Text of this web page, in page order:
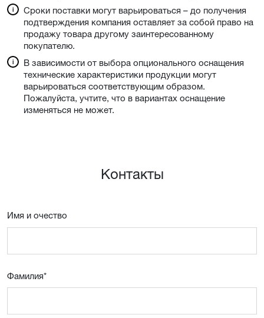
Сроки поставки могут варьироваться – до получения
подтверждения компания оставляет за собой право на
продажу товара другому заинтересованному
покупателю.
В зависимости от выбора опционального оснащения
технические характеристики продукции могут
варьироваться соответствующим образом.
Пожалуйста, учтите, что в вариантах оснащение
изменяться не может.
Контакты
Имя и очествo
Фамилия*